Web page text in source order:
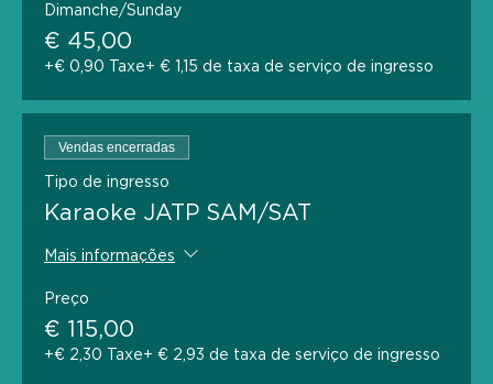
Dimanche/Sunday
€ 45,00
+€ 0,90 Taxe+ € 1,15 de taxa de serviço de ingresso
Vendas encerradas
Tipo de ingresso
Karaoke JATP SAM/SAT
Mais informações
Preço
€ 115,00
+€ 2,30 Taxe+ € 2,93 de taxa de serviço de ingresso